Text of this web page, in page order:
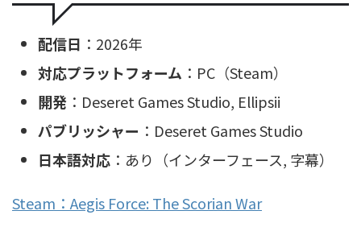
配信日 ：2026年
対応プラットフォーム ：PC（Steam）
開発 ：Deseret Games Studio, Ellipsii
パブリッシャー ：Deseret Games Studio
日本語対応 ：あり（インターフェース, 字幕）
Steam：Aegis Force: The Scorian War